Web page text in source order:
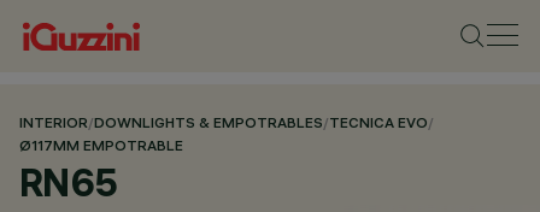
INTERIOR/DOWNLIGHTS & EMPOTRABLES/TECNICA EVO/
Ø117MM EMPOTRABLE
RN65